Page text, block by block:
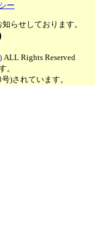
ー
らせしております。
ALL Rights Reserved
。
)されています。